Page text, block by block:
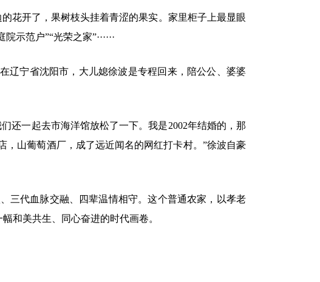
花开了，果树枝头挂着青涩的果实。家里柜子上最显眼
范户”“光荣之家”······
辽宁省沈阳市，大儿媳徐波是专程回来，陪公公、婆婆
还一起去市海洋馆放松了一下。我是2002年结婚的，那
山葡萄酒厂，成了远近闻名的网红打卡村。”徐波自豪
三代血脉交融、四辈温情相守。这个普通农家，以孝老
和美共生、同心奋进的时代画卷。